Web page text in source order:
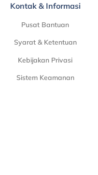
Kontak & Informasi
Pusat Bantuan
Syarat & Ketentuan
Kebijakan Privasi
Sistem Keamanan